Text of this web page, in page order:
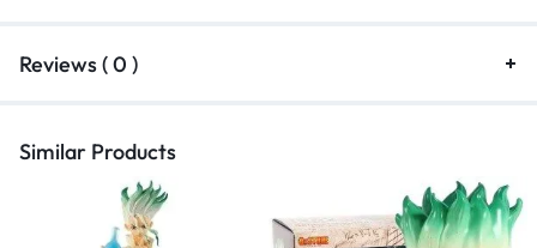
Reviews ( 0 )
Similar Products